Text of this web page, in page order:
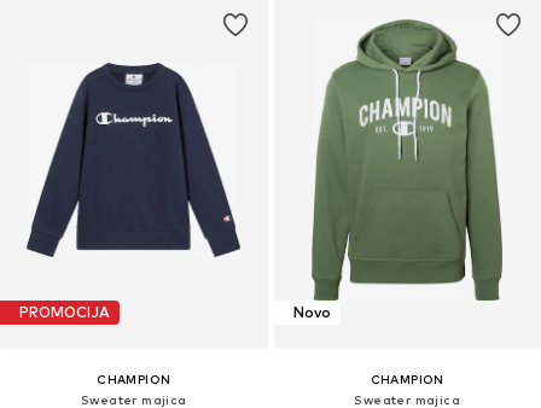
PROMOCIJA
CHAMPION
Sweater majica
Novo
CHAMPION
Sweater majica